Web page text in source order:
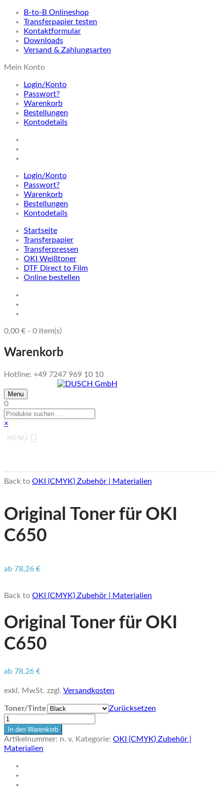
B-to-B Onlineshop
Transferpapier testen
Kontaktformular
Downloads
Versand & Zahlungsarten
Mein Konto
Login/Konto
Passwort?
Warenkorb
Bestellungen
Kontodetails
Login/Konto
Passwort?
Warenkorb
Bestellungen
Kontodetails
Startseite
Transferpapier
Transferpressen
OKI Weißtoner
DTF Direct to Film
Online bestellen
0,00 € - 0 item(s)
Warenkorb
Hotline: +49 7247 969 10 10
Menu
0
×
MENU
Back to OKI (CMYK) Zubehör | Materialien
Original Toner für OKI
C650
ab 78,26 €
Back to OKI (CMYK) Zubehör | Materialien
Original Toner für OKI
C650
ab 78,26 €
exkl. MwSt. zzgl. Versandkosten
Toner/Tinte
Zurücksetzen
Original
Toner
für
OKI
Menge
In den Warenkorb
Artikelnummer: n. v. Kategorie: OKI (CMYK) Zubehör |
Materialien